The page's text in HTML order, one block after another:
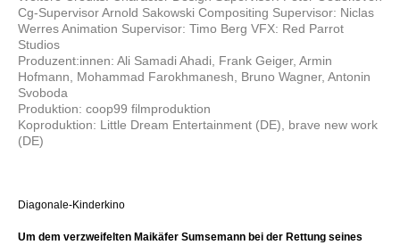
Cg-Supervisor Arnold Sakowski Compositing Supervisor: Niclas
Werres Animation Supervisor: Timo Berg VFX: Red Parrot
Studios
Produzent:innen: Ali Samadi Ahadi, Frank Geiger, Armin
Hofmann, Mohammad Farokhmanesh, Bruno Wagner, Antonin
Svoboda
Produktion: coop99 filmproduktion
Koproduktion: Little Dream Entertainment (DE), brave new work
(DE)
Diagonale-Kinderkino
Um dem verzweifelten Maikäfer Sumsemann bei der Rettung seines